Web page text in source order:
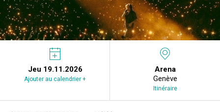
Jeu 19.11.2026
Ajouter au calendrier +
Arena
Genève
Itinéraire